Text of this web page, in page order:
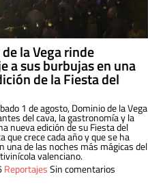
la Vega rinde
a sus burbujas en una
de la Fiesta del
1 de agosto, Dominio de la Vega
del cava, la gastronomía y la
nueva edición de su Fiesta del
que crece cada año y que se ha
una de las noches más mágicas del
valenciano.
ReportajesSin comentarios